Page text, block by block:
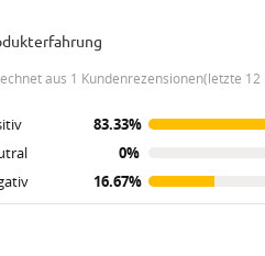
aus 1 Kundenrezensionen(letzte
83.33%
0%
16.67%